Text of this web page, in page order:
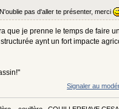
N'oublie pas d'aller te présenter, merci
que je prenne le temps de faire
aynt un fort impacte
Signaler au